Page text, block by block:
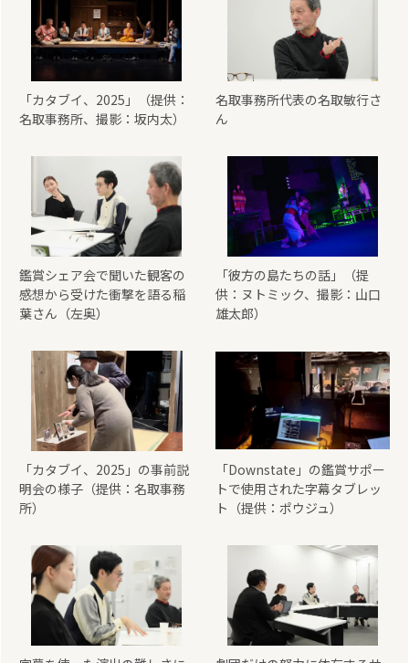
「カタブイ、2025」（提供：
名取事務所、撮影：坂内太）
名取事務所代表の名取敏行さ
ん
鑑賞シェア会で聞いた観客の
感想から受けた衝撃を語る稲
葉さん（左奥）
「彼方の島たちの話」（提
供：ヌトミック、撮影：山口
雄太郎）
「カタブイ、2025」の事前説
明会の様子（提供：名取事務
所）
「Downstate」の鑑賞サポー
トで使用された字幕タブレッ
ト（提供：ポウジュ）